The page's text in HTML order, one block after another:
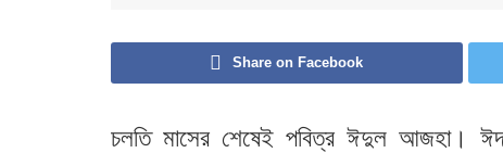
Share on Facebook
চলতি মাসের শেষেই পবিত্র ঈদুল আজহা।